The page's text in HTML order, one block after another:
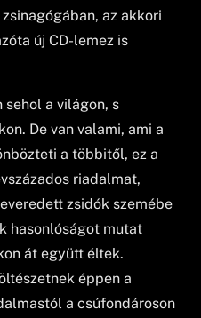
az akkori
új CD-lemez is
a világon, s
De van valami, ami a
a többitől, ez a
riadalmat,
zsidók szemébe
hasonlóságot mutat
át együtt éltek.
éppen a
a csúfondároson